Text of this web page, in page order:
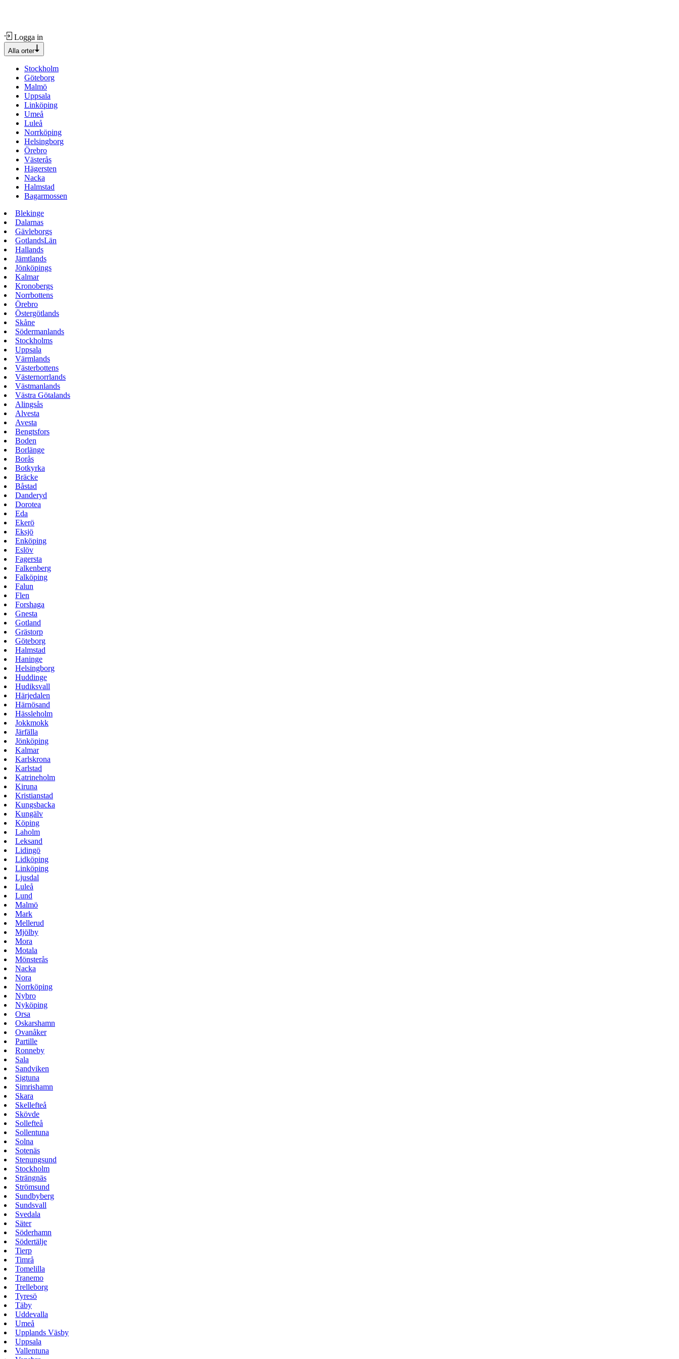
Logga in
Alla orter
Stockholm
Göteborg
Malmö
Uppsala
Linköping
Umeå
Luleå
Norrköping
Helsingborg
Örebro
Västerås
Hägersten
Nacka
Halmstad
Bagarmossen
Blekinge
Dalarnas
Gävleborgs
GotlandsLän
Hallands
Jämtlands
Jönköpings
Kalmar
Kronobergs
Norrbottens
Örebro
Östergötlands
Skåne
Södermanlands
Stockholms
Uppsala
Värmlands
Västerbottens
Västernorrlands
Västmanlands
Västra Götalands
Alingsås
Alvesta
Avesta
Bengtsfors
Boden
Borlänge
Borås
Botkyrka
Bräcke
Båstad
Danderyd
Dorotea
Eda
Ekerö
Eksjö
Enköping
Eslöv
Fagersta
Falkenberg
Falköping
Falun
Flen
Forshaga
Gnesta
Gotland
Grästorp
Göteborg
Halmstad
Haninge
Helsingborg
Huddinge
Hudiksvall
Härjedalen
Härnösand
Hässleholm
Jokkmokk
Järfälla
Jönköping
Kalmar
Karlskrona
Karlstad
Katrineholm
Kiruna
Kristianstad
Kungsbacka
Kungälv
Köping
Laholm
Leksand
Lidingö
Lidköping
Linköping
Ljusdal
Luleå
Lund
Malmö
Mark
Mellerud
Mjölby
Mora
Motala
Mönsterås
Nacka
Nora
Norrköping
Nybro
Nyköping
Orsa
Oskarshamn
Ovanåker
Partille
Ronneby
Sala
Sandviken
Sigtuna
Simrishamn
Skara
Skellefteå
Skövde
Sollefteå
Sollentuna
Solna
Sotenäs
Stenungsund
Stockholm
Strängnäs
Strömsund
Sundbyberg
Sundsvall
Svedala
Säter
Söderhamn
Södertälje
Tierp
Timrå
Tomelilla
Tranemo
Trelleborg
Tyresö
Täby
Uddevalla
Umeå
Upplands Väsby
Uppsala
Vallentuna